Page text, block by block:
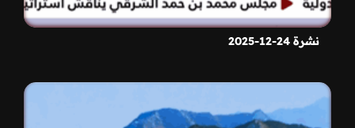
نشرة 24-12-2025